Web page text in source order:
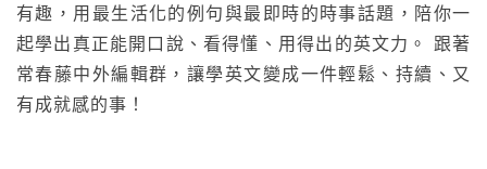
有趣，用最生活化的例句與最即時的時事話題，陪你一
起學出真正能開口說、看得懂、用得出的英文力。 跟著
常春藤中外編輯群，讓學英文變成一件輕鬆、持續、又
有成就感的事！